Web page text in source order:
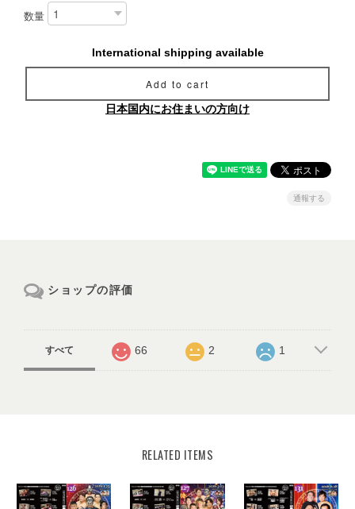
数量
International shipping available
Add to cart
日本国内にお住まいの方向け
通報する
ショップの評価
すべて 66 2 1
RELATED ITEMS